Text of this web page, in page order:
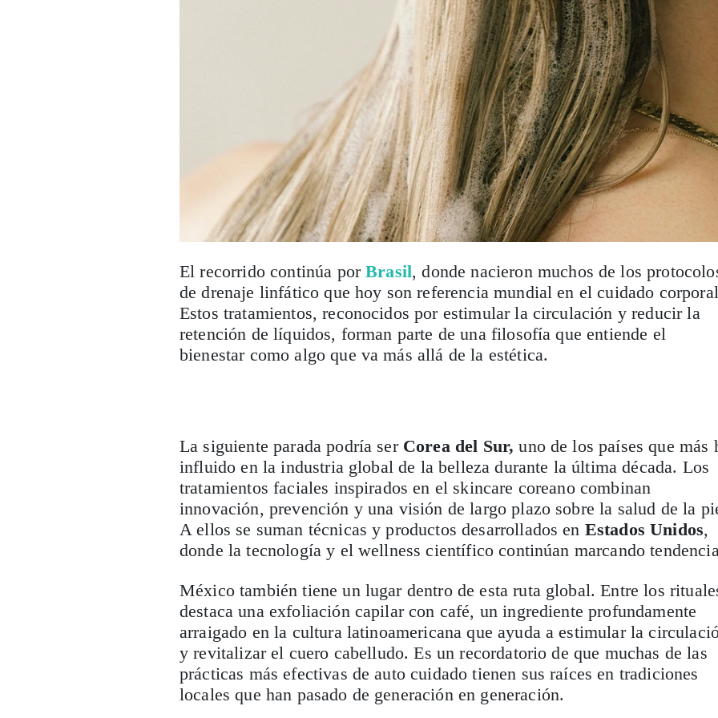
El recorrido continúa porBrasil, donde nacieron muchos de los
de drenaje linfático que hoy son referencia mundial en el cuidado
Estos tratamientos, reconocidos por estimular la circulación y reducir la
retención de líquidos, forman parte de una filosofía que entiende el
bienestar como algo que va más allá de la estética.
La siguiente parada podría ser Corea del Sur, uno de los países que más
influido en la industria global de la belleza durante la última década. Los
tratamientos faciales inspirados en el skincare coreano combinan
innovación, prevención y una visión de largo plazo sobre la salud de la
A ellos se suman técnicas y productos desarrollados en Estados Unidos,
donde la tecnología y el wellness científico continúan marcando
México también tiene un lugar dentro de esta ruta global. Entre los
destaca una exfoliación capilar con café, un ingrediente profundamente
arraigado en la cultura latinoamericana que ayuda a estimular la
y revitalizar el cuero cabelludo. Es un recordatorio de que muchas de las
prácticas más efectivas de auto cuidado tienen sus raíces en tradiciones
locales que han pasado de generación en generación.